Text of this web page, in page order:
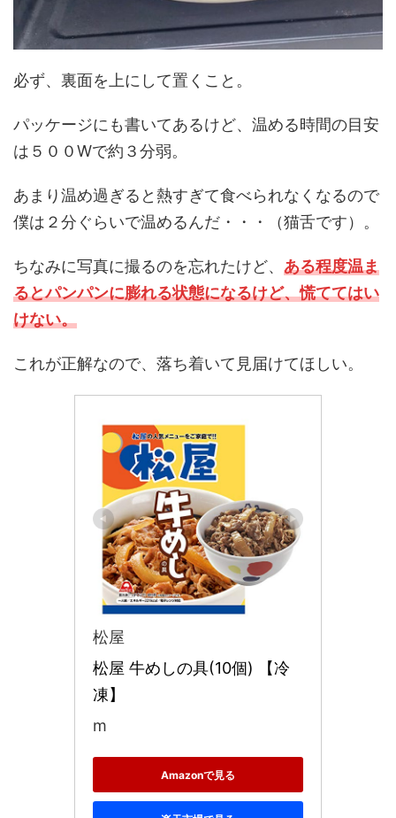
必ず、 裏面を上にして置くこと。
パッケージにも書いてあるけど、温める時間の目安
は５００Wで約３分弱。
あまり温め過ぎると熱すぎて食べられなくなるので
僕は２分ぐらいで温めるんだ・・・（猫舌です）。
ちなみに写真に撮るのを忘れたけど、 ある程度温ま
るとパンパンに膨れる状態になるけど、慌ててはい
けない。
これが正解なので、落ち着いて見届けてほしい。
松屋
松屋 牛めしの具(10個) 【冷
凍】
m
Amazonで見る